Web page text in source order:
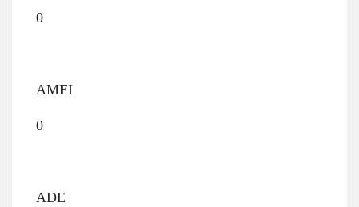
0
AMEI
0
ADE